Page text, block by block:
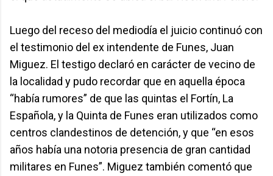
Luego del receso del mediodía el juicio continuó con
el testimonio del ex intendente de Funes, Juan
Miguez. El testigo declaró en carácter de vecino de
la localidad y pudo recordar que en aquella época
“había rumores” de que las quintas el Fortín, La
Española, y la Quinta de Funes eran utilizados como
centros clandestinos de detención, y que “en esos
años había una notoria presencia de gran cantidad
militares en Funes”. Miguez también comentó que